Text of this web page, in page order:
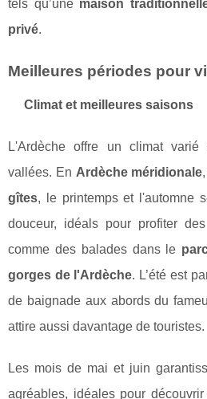
tels qu’une maison
privé.
Meilleures périodes pour
Climat et meilleures saisons
L'Ardèche offre un climat
vallées. En Ardèche méridionale
gîtes, le printemps et l'automne
douceur, idéals pour profiter
comme des balades dans le
gorges de l'Ardèche. L’été est
de baignade aux abords du
attire aussi davantage de touristes.
Les mois de mai et juin
agréables, idéales pour découvrir